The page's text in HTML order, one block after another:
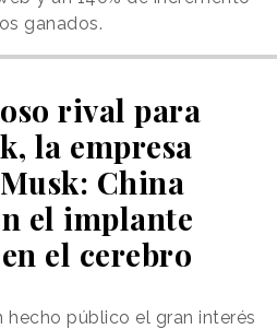
ganados.
rival para
la empresa
China
el implante
el cerebro
hecho público el gran interés